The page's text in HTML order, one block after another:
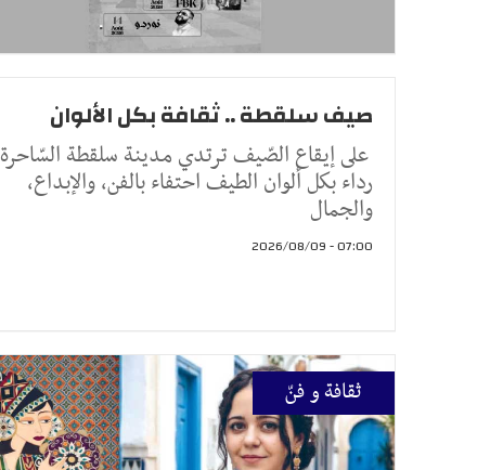
صيف سلقطة .. ثقافة بكل الألوان
على إيقاع الصّيف ترتدي مدينة سلقطة السّاحرة
رداء بكل ألوان الطيف احتفاء بالفن، والإبداع،
والجمال
07:00 - 2026/08/09
ثقافة و فنّ